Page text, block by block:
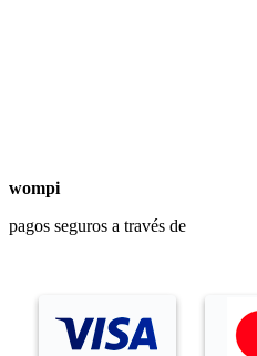
wompi
pagos seguros a través de